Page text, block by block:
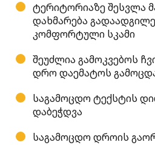
ტერიტორიაზე შესვლა
დახმარება
კომფორტული სკამი
შეუძლია გამოკვებოს
დრო დაემატოს
საგამოცდო ტექსტის
დაბეჭდვა
საგამოცდო დროის